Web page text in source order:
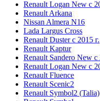
Renault Logan New с
Renault Arkana
Nissan Almera N16
Lada Largus Cross
Renault Duster с 2015 г.
Renault Kaptur
Renault Sandero New с
Renault Logan New с
Renault Fluence
Renault Scenic2
Renault Symbol2 (Talia)